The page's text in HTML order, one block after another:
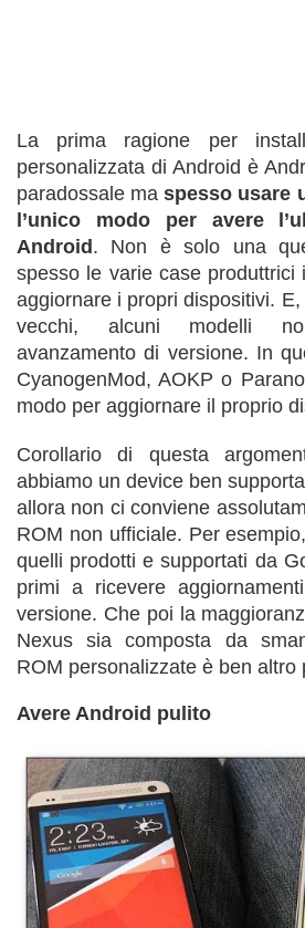
La prima ragione per
personalizzata di Android è
paradossale maspesso usare
l’unico modo per avere
Android. Non è solo una
spesso le varie case produttrici
aggiornare i propri dispositivi.
vecchi, alcuni modelli
avanzamento di versione. In
CyanogenMod, AOKP o
modo per aggiornare il proprio
Corollario di questa
abbiamo un device ben
allora non ci conviene
ROM non ufficiale. Per
quelli prodotti e supportati da
primi a ricevere
versione. Che poi la
Nexus sia composta da
ROM personalizzate è ben altro
Avere Android pulito